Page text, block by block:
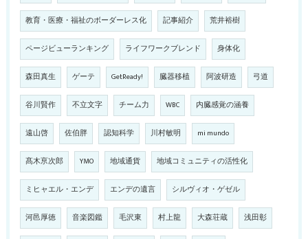
教育・医療・福祉のボーダーレス化 記事紹介 荒井裕樹
ページビューランキング ライフワークブレンド 身体化
森田真生 ゲーテ GetReady! 臓器移植 阿波研造 弓道
谷川賢作 不立文字 チーム力 WBC 内臓感覚の涵養
遠山啓 佐伯胖 認知科学 川村敏明 mi mundo
髙木亰次郎 YMO 地域通貨 地域コミュニティの活性化
ミヒャエル・エンデ エンデの遺言 シルヴィオ・ゲゼル
河邑厚徳 音楽図鑑 毛沢東 村上龍 大森荘蔵 浅田彰